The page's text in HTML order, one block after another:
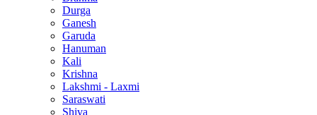
Durga
Ganesh
Garuda
Hanuman
Kali
Krishna
Lakshmi - Laxmi
Saraswati
Shiva